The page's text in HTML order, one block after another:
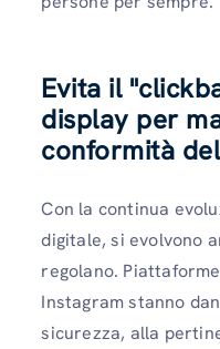
Evita il
display per
conformità
Con la continua
digitale, si evolvono
regolano.
Instagram stanno
sicurezza, alla